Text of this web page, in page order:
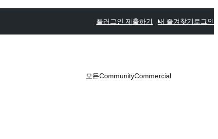
플러그인 제출하기 내 즐겨찾기 로그인
모든CommunityCommercial